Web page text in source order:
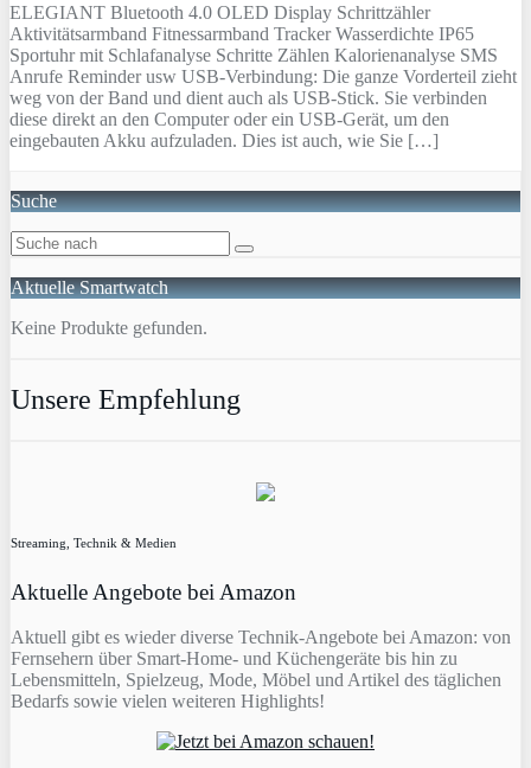
ELEGIANT Bluetooth 4.0 OLED Display Schrittzähler
Aktivitätsarmband Fitnessarmband Tracker Wasserdichte IP65
Sportuhr mit Schlafanalyse Schritte Zählen Kalorienanalyse SMS
Anrufe Reminder usw USB-Verbindung: Die ganze Vorderteil zieht
weg von der Band und dient auch als USB-Stick. Sie verbinden
diese direkt an den Computer oder ein USB-Gerät, um den
eingebauten Akku aufzuladen. Dies ist auch, wie Sie […]
Suche
Aktuelle Smartwatch
Keine Produkte gefunden.
Unsere Empfehlung
Streaming, Technik & Medien
Aktuelle Angebote bei Amazon
Aktuell gibt es wieder diverse Technik-Angebote bei Amazon: von
Fernsehern über Smart-Home- und Küchengeräte bis hin zu
Lebensmitteln, Spielzeug, Mode, Möbel und Artikel des täglichen
Bedarfs sowie vielen weiteren Highlights!